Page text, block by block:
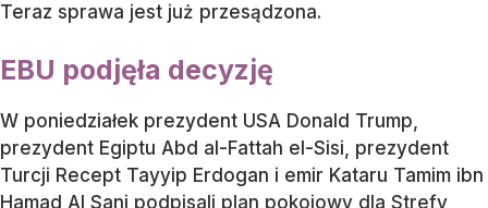
Teraz sprawa jest już przesądzona.
EBU podjęła decyzję
W poniedziałek prezydent USA Donald Trump,
prezydent Egiptu Abd al-Fattah el-Sisi, prezydent
Turcji Recept Tayyip Erdogan i emir Kataru Tamim ibn
Hamad Al Sani podpisali plan pokojowy dla Strefy